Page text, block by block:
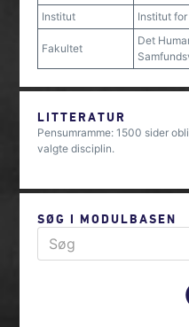
Institut
Institut
Fakultet
Det
LITTERATUR
Pensumramme: 1500 sider
valgte disciplin.
SØG I MODULBASEN